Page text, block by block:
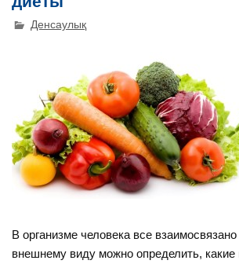
Денсаулық
В организме человека все
внешнему виду можно определить,